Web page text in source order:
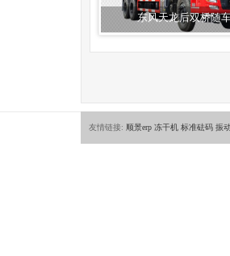
东风天龙后双桥随
友情链接: 顺景erp 冻干机 标准砝码 振